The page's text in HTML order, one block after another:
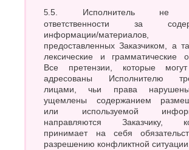
5.5. Исполнитель не несет
ответственности за
информации/материалов,
предоставленных Заказчиком, а
лексические и грамматические
Все претензии, которые
адресованы Исполнителю
лицами, чьи права
ущемлены содержанием
или используемой
направляются Заказчику,
принимает на себя
разрешению конфликтной